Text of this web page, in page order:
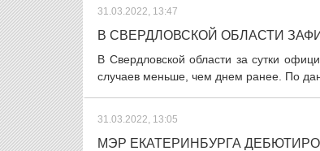
31.03.2022, 13:47
В СВЕРДЛОВСКОЙ ОБЛАСТИ
В Свердловской области за сутки
случаев меньше, чем днем ранее. По
31.03.2022, 13:05
МЭР ЕКАТЕРИНБУРГА